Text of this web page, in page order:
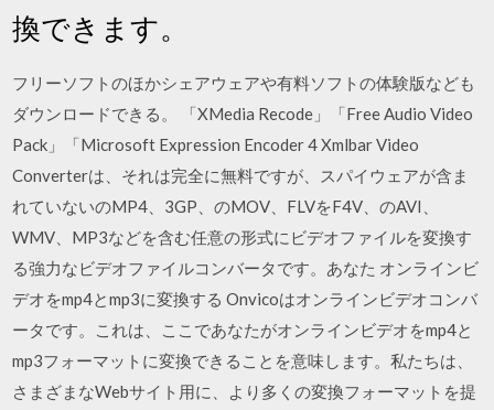
換できます。
フリーソフトのほかシェアウェアや有料ソフトの体験版なども
ダウンロードできる。 「XMedia Recode」「Free Audio Video
Pack」「Microsoft Expression Encoder 4 Xmlbar Video
Converterは、それは完全に無料ですが、スパイウェアが含ま
れていないのMP4、3GP、のMOV、FLVをF4V、のAVI、
WMV、MP3などを含む任意の形式にビデオファイルを変換す
る強力なビデオファイルコンバータです。あなた オンラインビ
デオをmp4とmp3に変換する Onvicoはオンラインビデオコンバ
ータです。これは、ここであなたがオンラインビデオをmp4と
mp3フォーマットに変換できることを意味します。私たちは、
さまざまなWebサイト用に、より多くの変換フォーマットを提